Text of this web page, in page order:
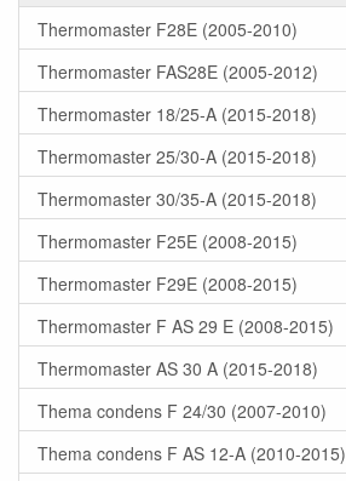
Thermomaster F28E (2005-2010)
Thermomaster FAS28E (2005-2012)
Thermomaster 18/25-A (2015-2018)
Thermomaster 25/30-A (2015-2018)
Thermomaster 30/35-A (2015-2018)
Thermomaster F25E (2008-2015)
Thermomaster F29E (2008-2015)
Thermomaster F AS 29 E (2008-2015)
Thermomaster AS 30 A (2015-2018)
Thema condens F 24/30 (2007-2010)
Thema condens F AS 12-A (2010-2015)